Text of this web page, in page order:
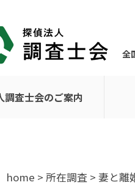
全
調査士会のご案内
home > 所在調査 > 妻と離